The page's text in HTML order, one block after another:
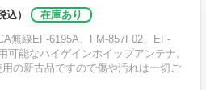
込）
在庫あり
無線EF-6195A、FM-857F02、EF-
可能なハイゲインホイップアンテナ。
用の新古品ですので傷や汚れは一切ご